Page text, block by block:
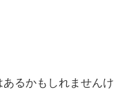
るかもしれませんけ